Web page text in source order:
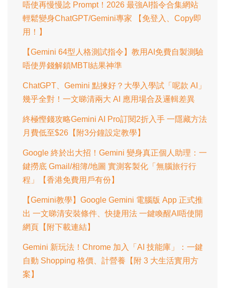
唔使再慢慢諗 Prompt！2026 最強AI指令合集網站
輕鬆變身ChatGPT/Gemini專家 【免登入、Copy即
用！】
【Gemini 64型人格測試指令】教用AI免費自製測驗
唔使畀錢解鎖MBTI結果神準
ChatGPT、Gemini 點揀好？大學入學試「呢款 AI」
幾乎全對！一文睇清兩大 AI 應用場合及邏輯差異
終極慳錢攻略Gemini AI Pro訂閱2折入手 一隱藏方法
月費低至$26【附3分鐘設定教學】
Google 終於出大招！Gemini 變身真正個人助理：一
鍵撈底 Gmail/相簿/地圖 實測客製化「無腦旅行行
程」【香港免費用戶有份】
【Gemini教學】Google Gemini 電腦版 App 正式推
出 一文睇清安裝條件、快捷用法 一鍵喚醒AI唔使開
網頁【附下載連結】
Gemini 新玩法！Chrome 加入「AI 技能庫」：一鍵
自動 Shopping 格價、計營養【附 3 大生活實用方
案】